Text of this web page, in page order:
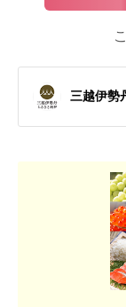
三越伊勢